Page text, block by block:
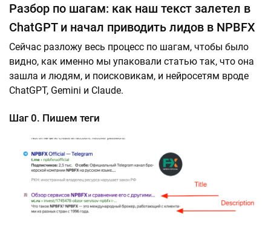
Разбор по шагам: как наш текст залетел в
ChatGPT и начал приводить лидов в NPBFX
Сейчас разложу весь процесс по шагам, чтобы было
видно, как именно мы упаковали статью так, что она
зашла и людям, и поисковикам, и нейросетям вроде
ChatGPT, Gemini и Claude.
Шаг 0. Пишем теги